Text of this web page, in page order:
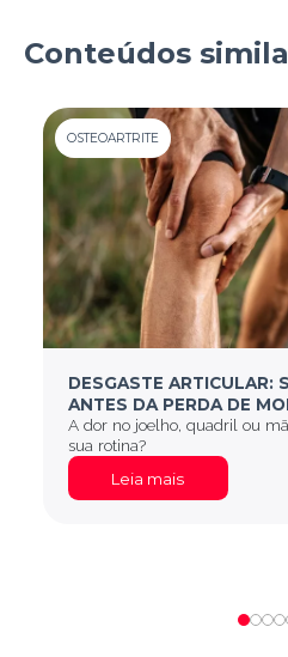
Conteúdos
OSTEOARTRITE
DESGASTE ARTICULAR:
ANTES DA PERDA DE
A dor no joelho, quadril ou
sua rotina?
Leia mais